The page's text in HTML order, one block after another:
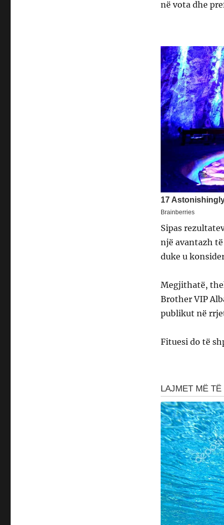
në vota dhe
Sipas
një avantazh
duke u
Megjithatë,
Brother VIP
publikut në
Fituesi do të